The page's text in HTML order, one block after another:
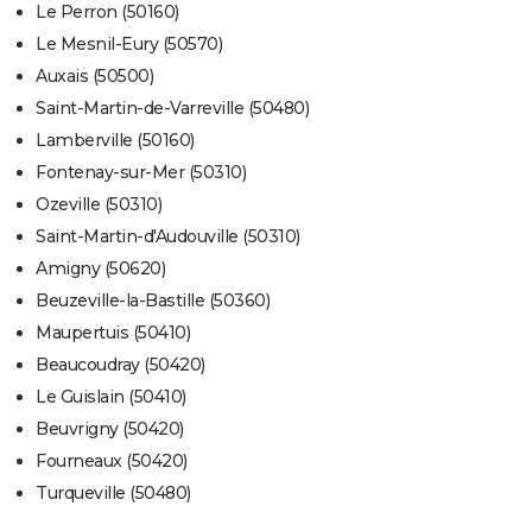
Le Perron (50160)
Le Mesnil-Eury (50570)
Auxais (50500)
Saint-Martin-de-Varreville (50480)
Lamberville (50160)
Fontenay-sur-Mer (50310)
Ozeville (50310)
Saint-Martin-d'Audouville (50310)
Amigny (50620)
Beuzeville-la-Bastille (50360)
Maupertuis (50410)
Beaucoudray (50420)
Le Guislain (50410)
Beuvrigny (50420)
Fourneaux (50420)
Turqueville (50480)